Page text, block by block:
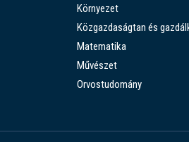
Környezet
Közgazdaságtan és
Matematika
Művészet
Orvostudomány